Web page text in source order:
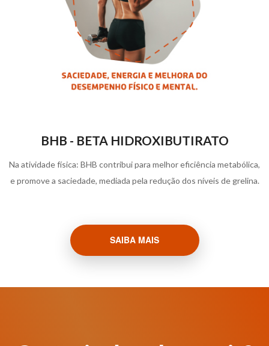
BHB - BETA HIDROXIBUTIRATO
Na atividade física: BHB contribui para melhor eficiência metabólica,
e promove a saciedade, mediada pela redução dos níveis de grelina.
SAIBA MAIS